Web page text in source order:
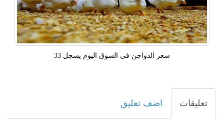
سعر الدواجن فى السوق اليوم يسجل 33
تعليقات اضف تعليق